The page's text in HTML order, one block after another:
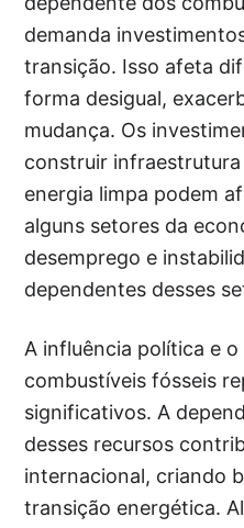
demanda
transição. Isso afeta
forma desigual,
mudança. Os
construir
energia limpa podem
alguns setores da
desemprego e
dependentes desses
A influência política e
combustíveis fósseis
significativos. A
desses recursos
internacional, criando
transição energética.